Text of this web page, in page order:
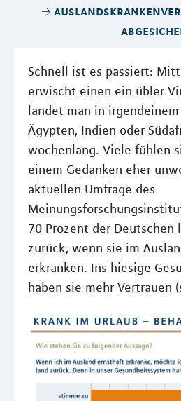
Schnell ist es passiert:
erwischt einen ein übler
landet man in
Ägypten, Indien oder
wochenlang. Viele fühlen
einem Gedanken eher
aktuellen Umfrage des
70 Prozent der Deutschen
zurück, wenn sie im
erkranken. Ins hiesige
haben sie mehr Vertrauen